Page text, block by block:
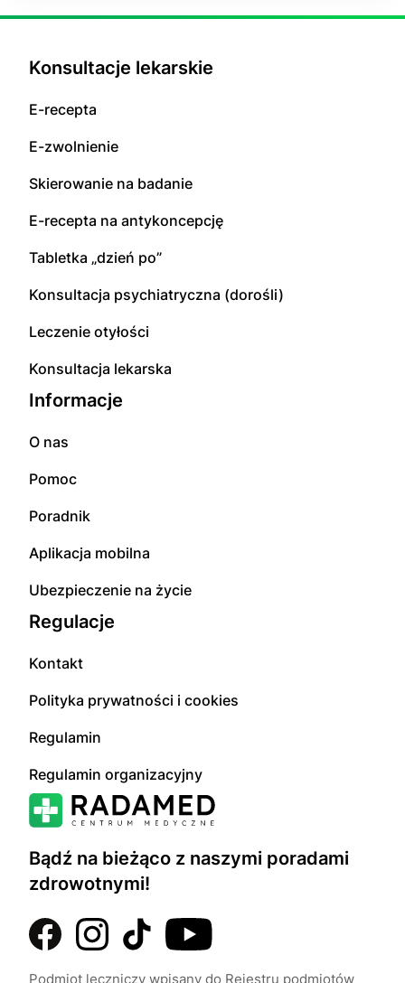
Bądź na bieżąco z naszymi poradami
zdrowotnymi!
Podmiot leczniczy wpisany do Rejestru podmiotów
Konsultacje lekarskie
E-recepta
E-zwolnienie
Skierowanie na badanie
E-recepta na antykoncepcję
Tabletka „dzień po”
Konsultacja psychiatryczna (dorośli)
Leczenie otyłości
Konsultacja lekarska
Informacje
O nas
Pomoc
Poradnik
Aplikacja mobilna
Ubezpieczenie na życie
Regulacje
Kontakt
Polityka prywatności i cookies
Regulamin
Regulamin organizacyjny